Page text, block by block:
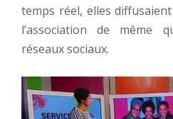
temps réel, elles
l’association de même
réseaux sociaux.